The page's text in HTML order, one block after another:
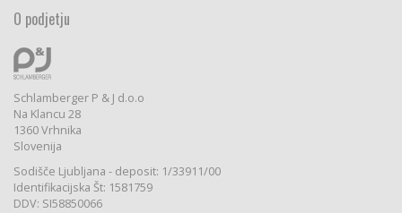
O podjetju
Schlamberger P & J d.o.o
Na Klancu 28
1360 Vrhnika
Slovenija
Sodišče Ljubljana - deposit: 1/33911/00
Identifikacijska Št: 1581759
DDV: SI58850066